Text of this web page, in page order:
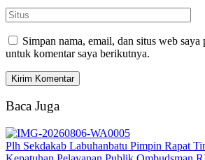
Simpan nama, email, dan situs web saya
untuk komentar saya berikutnya.
Baca Juga
Plh Sekdakab Labuhanbatu Pimpin Rapat